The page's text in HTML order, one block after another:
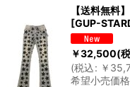
【送料無料
[GUP-
￥32,500(
(税込: ￥
希望小売価格